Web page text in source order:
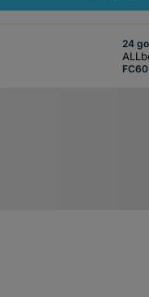
24